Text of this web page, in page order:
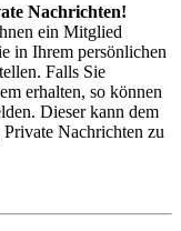
Nachrichten!
ein Mitglied
in Ihrem persönlichen
Falls Sie
erhalten, so können
Dieser kann dem
Nachrichten zu